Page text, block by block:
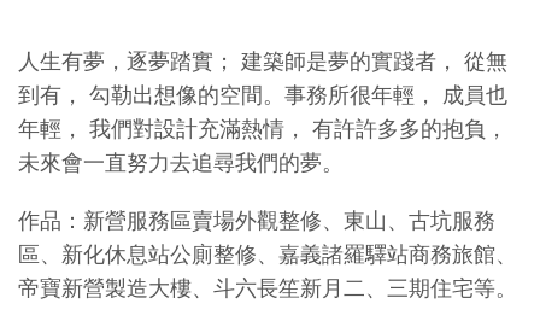
人生有夢，逐夢踏實； 建築師是夢的實踐者， 從無
到有， 勾勒出想像的空間。事務所很年輕， 成員也
年輕， 我們對設計充滿熱情， 有許許多多的抱負，
未來會一直努力去追尋我們的夢。
作品：新營服務區賣場外觀整修、東山、古坑服務
區、新化休息站公廁整修、嘉義諸羅驛站商務旅館、
帝寶新營製造大樓、斗六長笙新月二、三期住宅等。